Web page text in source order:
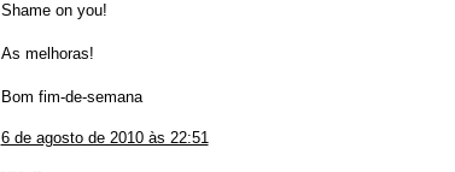
Shame on you!
As melhoras!
Bom fim-de-semana
6 de agosto de 2010 às 22:51